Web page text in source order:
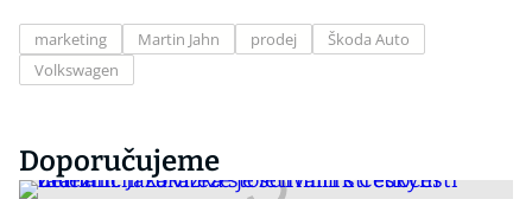
marketing Martin Jahn prodej
Škoda Auto
Volkswagen
Doporučujeme